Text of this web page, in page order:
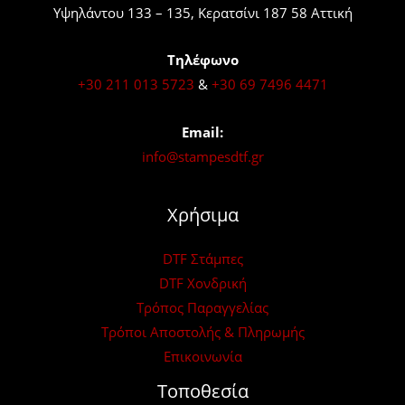
Υψηλάντου 133 – 135, Κερατσίνι 187 58 Αττική
Τηλέφωνο
+30 211 013 5723 & +30 69 7496 4471
Email:
info@stampesdtf.gr
Χρήσιμα
DTF Στάμπες
DTF Χονδρική
Τρόπος Παραγγελίας
Τρόποι Αποστολής & Πληρωμής
Επικοινωνία
Τοποθεσία